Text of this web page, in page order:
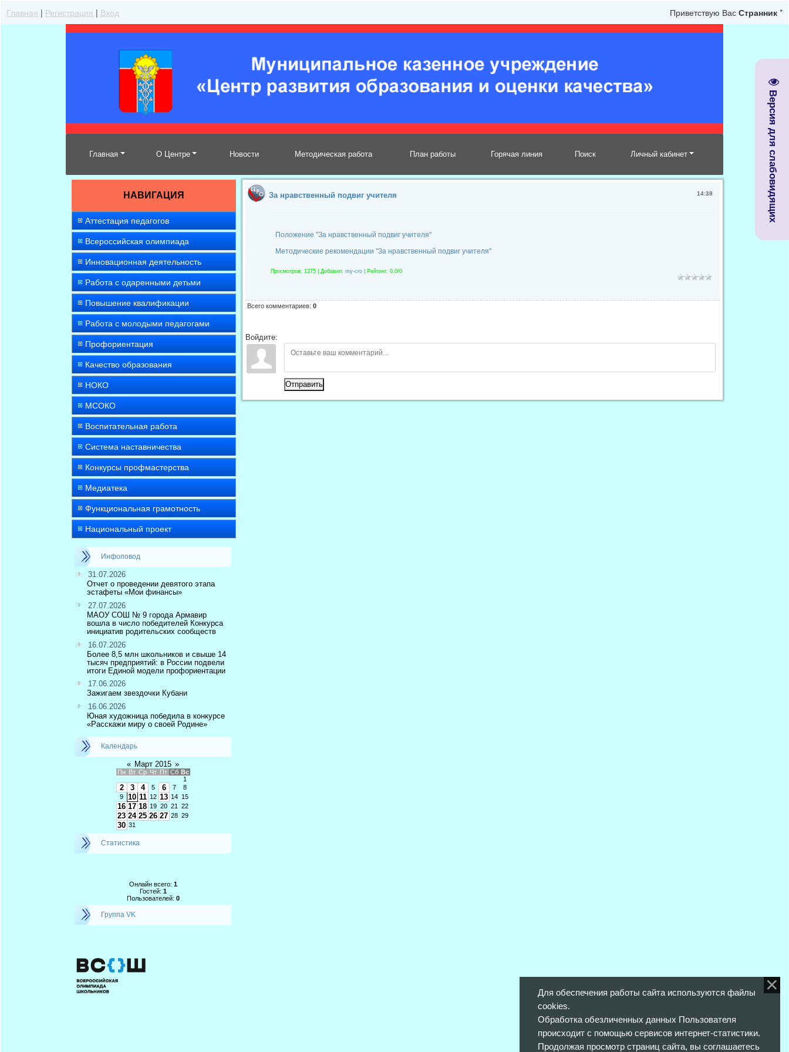
Версия для слабовидящих
Главная | Регистрация | Вход Приветствую Вас Странник *
Главная О Центре Новости Методическая работа План работы Горячая линия Поиск Личный кабинет
НАВИГАЦИЯ
Аттестация педагогов
Всероссийская олимпиада
Инновационная деятельность
Работа с одаренными детьми
Повышение квалификации
Работа с молодыми педагогами
Профориентация
Качество образования
НОКО
МСОКО
Воспитательная работа
Система наставничества
Конкурсы профмастерства
Медиатека
Функциональная грамотность
Национальный проект
Инфоповод
31.07.2026
Отчет о проведении девятого этапа
эстафеты «Мои финансы»
27.07.2026
МАОУ СОШ № 9 города Армавир
вошла в число победителей Конкурса
инициатив родительских сообществ
16.07.2026
Более 8,5 млн школьников и свыше 14
тысяч предприятий: в России подвели
итоги Единой модели профориентации
17.06.2026
Зажигаем звездочки Кубани
16.06.2026
Юная художница победила в конкурсе
«Расскажи миру о своей Родине»
Календарь
« Март 2015 »
Пн Вт Ср Чт Пт Сб Вс
1
2 3 4 5 6 7
8
9
10 11 12 13 14 15
16 17 18 19 20 21 22
23 24 25 26 27 28 29
30 31
Статистика
Онлайн всего: 1
Гостей: 1
Пользователей: 0
Группа VK
За нравственный подвиг учителя 14:38
Положение "За нравственный подвиг учителя"
Методические рекомендации "За нравственный подвиг учителя"
Просмотров: 1375 | Добавил: my-cro Рейтинг: 0.0/0
Всего комментариев: 0
Войдите:
Отправить
Для обеспечения работы сайта используются файлы
cookies.
Обработка обезличенных данных Пользователя
происходит с помощью сервисов интернет-статистики.
Продолжая просмотр страниц сайта, вы соглашаетесь